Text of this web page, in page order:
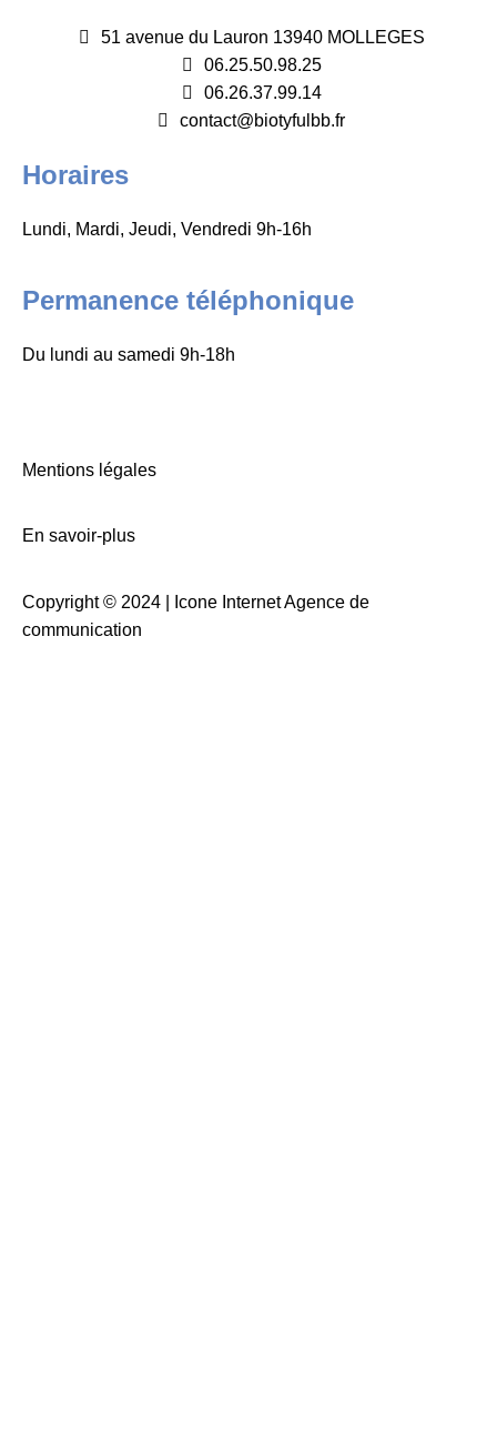
51 avenue du Lauron 13940 MOLLEGES
06.25.50.98.25
06.26.37.99.14
contact@biotyfulbb.fr
Horaires
Lundi, Mardi, Jeudi, Vendredi 9h-16h
Permanence téléphonique
Du lundi au samedi 9h-18h
Mentions légales
En savoir-plus
Copyright © 2024 |
Icone Internet Agence de
communication